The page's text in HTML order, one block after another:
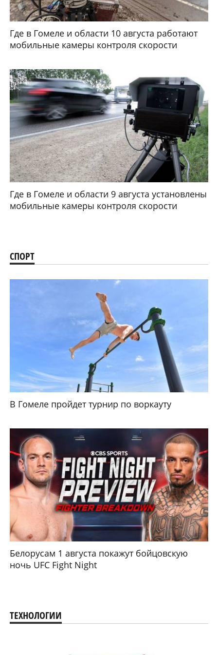
Где в Гомеле и области 10 августа работают
мобильные камеры контроля скорости
Где в Гомеле и области 9 августа установлены
мобильные камеры контроля скорости
СПОРТ
В Гомеле пройдет турнир по воркауту
Белорусам 1 августа покажут бойцовскую
ночь UFC Fight Night
ТЕХНОЛОГИИ